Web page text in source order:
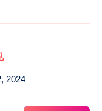
联系方式和相
个人将获得一
小鸡。 * 排
2024